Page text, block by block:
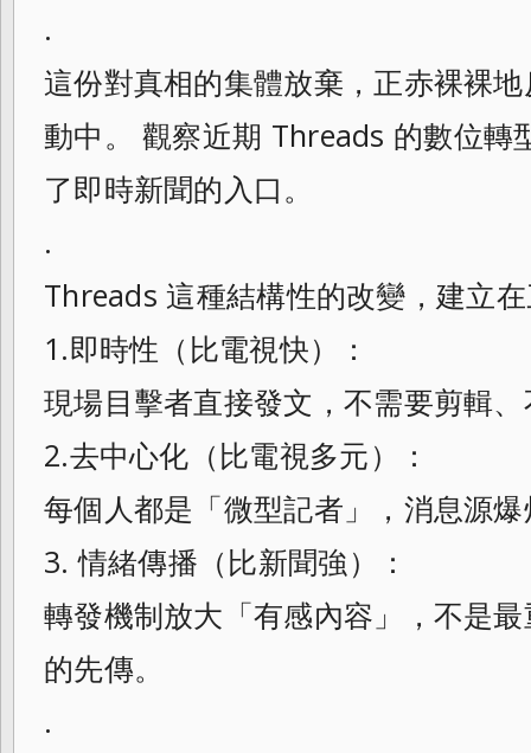
.
這份對真相的集體放棄，正赤裸裸
動中。 觀察近期 Threads 的數位轉
了即時新聞的入口。
.
Threads 這種結構性的改變，建立
1.即時性（比電視快）：
現場目擊者直接發文，不需要剪輯
2.去中心化（比電視多元）：
每個人都是「微型記者」，消息源
3. 情緒傳播（比新聞強）：
轉發機制放大「有感內容」，不是
的先傳。
.